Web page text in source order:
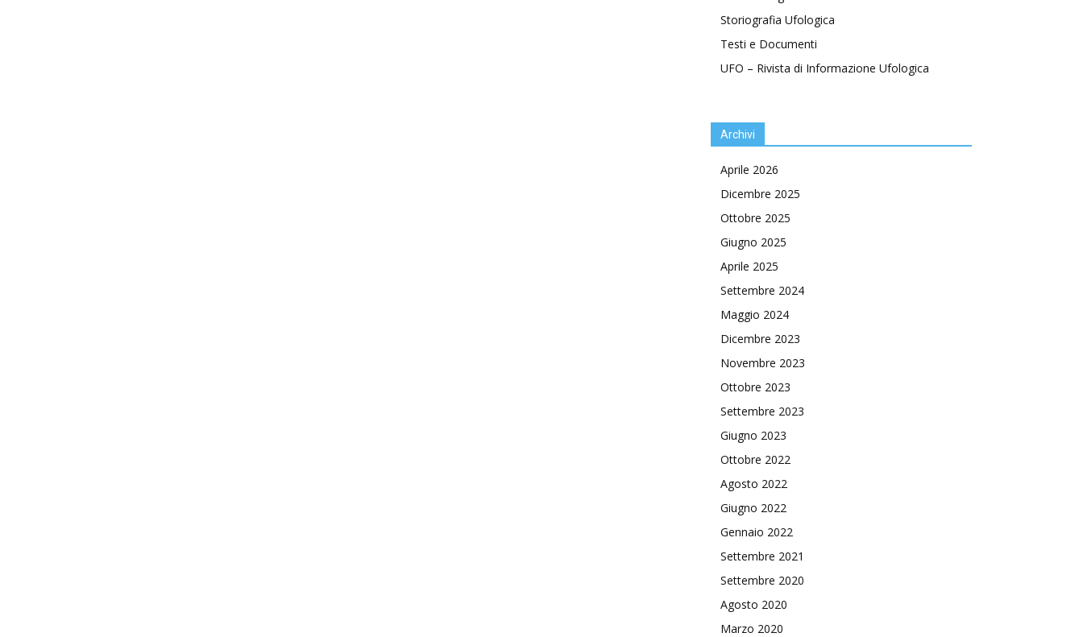
Storiografia Ufologica
Testi e Documenti
UFO – Rivista di Informazione Ufologica
Archivi
Aprile 2026
Dicembre 2025
Ottobre 2025
Giugno 2025
Aprile 2025
Settembre 2024
Maggio 2024
Dicembre 2023
Novembre 2023
Ottobre 2023
Settembre 2023
Giugno 2023
Ottobre 2022
Agosto 2022
Giugno 2022
Gennaio 2022
Settembre 2021
Settembre 2020
Agosto 2020
Marzo 2020